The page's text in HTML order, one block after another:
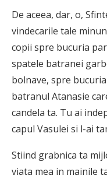
De aceea, dar, o,
vindecarile tale
copii spre bucuria
spatele batranei
bolnave, spre
batranul Atanasie
candela ta. Tu ai
capul Vasulei si l-ai
Stiind grabnica ta
viata mea in mainile